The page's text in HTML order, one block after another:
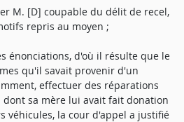
M. [D] coupable du délit de recel,
repris au moyen ;
énonciations, d'où il résulte que le
qu'il savait provenir d'un
effectuer des réparations
sa mère lui avait fait donation
véhicules, la cour d'appel a justifié